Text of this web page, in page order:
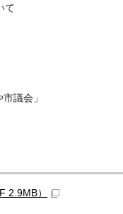
て
議会」
2.9MB）